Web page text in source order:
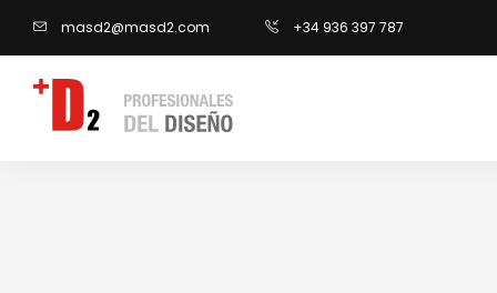
masd2@masd2.com +34 936 397 787